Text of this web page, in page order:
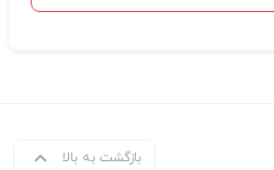
بازگشت به بالا